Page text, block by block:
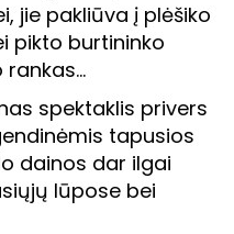
jie pakliūva į plėšiko
pikto burtininko
rankas…
spektaklis privers
tapusios
dainos dar ilgai
lūpose bei